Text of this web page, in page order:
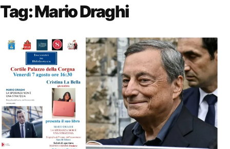
Tag:Mario Draghi